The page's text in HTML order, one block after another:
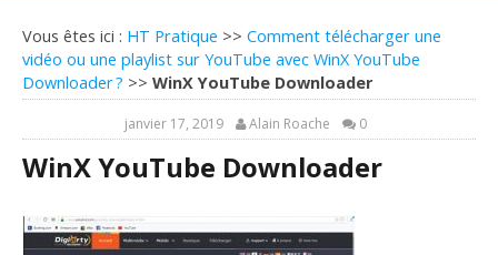
Vous êtes ici : HT Pratique >> Comment télécharger une
vidéo ou une playlist sur YouTube avec WinX YouTube
Downloader ? >> WinX YouTube Downloader
janvier 17, 2019 Alain Roache 0
WinX YouTube Downloader